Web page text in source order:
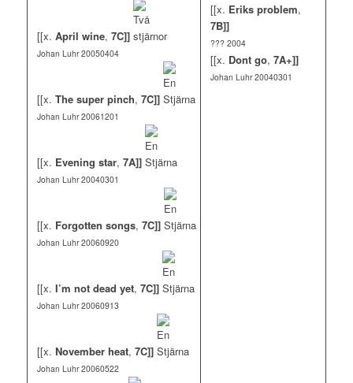
[[x. April wine, 7C]]
Johan Luhr 20050404
[[x. The super pinch, 7C]]
Johan Luhr 20061201
[[x. Evening star, 7A]]
Johan Luhr 20040301
[[x. Forgotten songs, 7C]]
Johan Luhr 20060920
[[x. I’m not dead yet, 7C]]
Johan Luhr 20060913
[[x. November heat, 7C]]
Johan Luhr 20060522
[[x. Eriks problem,
7B]]
??? 2004
[[x. Dont go, 7A+]]
Johan Luhr 20040301